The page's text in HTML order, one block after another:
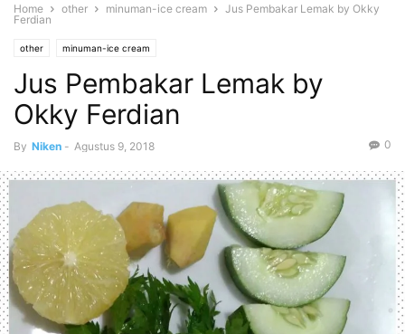
Home other minuman-ice cream
Jus Pembakar Lemak by Okky
Ferdian
other minuman-ice cream
Jus Pembakar Lemak by
Okky Ferdian
By Niken - Agustus 9, 2018 0